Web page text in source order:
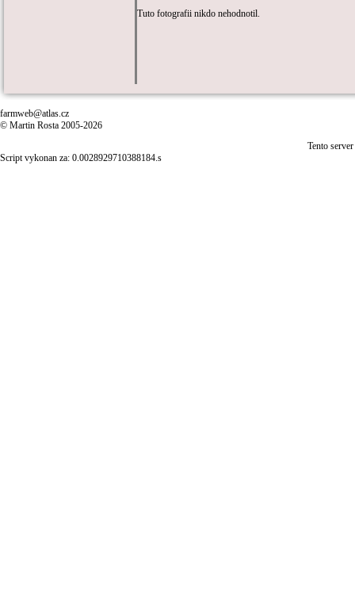
Tuto fotografii nikdo nehodnotil.
farmweb@atlas.cz
© Martin Rosta 2005-2026
Tento
Script vykonan za: 0.0028929710388184.s